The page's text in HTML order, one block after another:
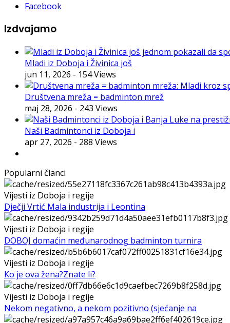
Facebook
Izdvajamo
Mladi iz Doboja i Živinica još
jun 11, 2026 - 154 Views
Društvena mreža = badminton mrež
maj 28, 2026 - 243 Views
Naši Badmintonci iz Doboja i
apr 27, 2026 - 288 Views
Popularni članci
Vijesti iz Doboja i regije
Dječji Vrtić Mala industrija i Leontina
Vijesti iz Doboja i regije
DOBOJ domaćin međunarodnog badminton turnira
Vijesti iz Doboja i regije
Ko je ova žena?Znate li?
Vijesti iz Doboja i regije
Nekom negativno, a nekom pozitivno (sjećanje na